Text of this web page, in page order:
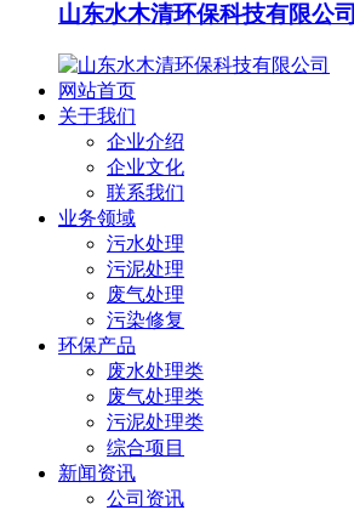
山东水木清环保科技有限公司
网站首页
关于我们
企业介绍
企业文化
联系我们
业务领域
污水处理
污泥处理
废气处理
污染修复
环保产品
废水处理类
废气处理类
污泥处理类
综合项目
新闻资讯
公司资讯